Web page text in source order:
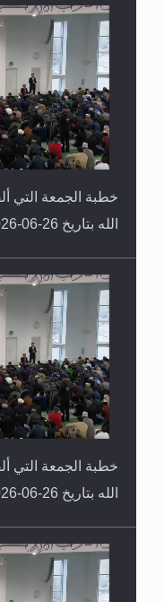
خطبة الجمعة التي
الله بتاريخ 26-06-2026
خطبة الجمعة التي
الله بتاريخ 26-06-2026